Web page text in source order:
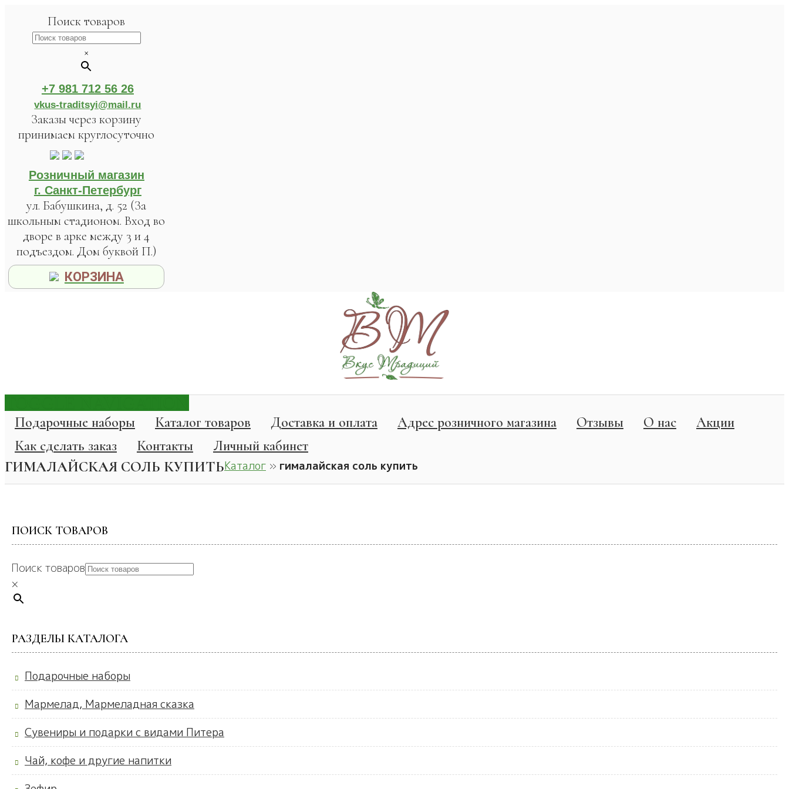
Поиск товаров
×
+7 981 712 56 26
vkus-traditsyi@mail.ru
Заказы через корзину
принимаем круглосуточно
Розничный магазин
г. Санкт-Петербург
ул. Бабушкина, д. 52 (За
школьным стадионом. Вход во
дворе в арке между 3 и 4
подъездом. Дом буквой П.)
КОРЗИНА
Подарочные наборы Каталог товаров Доставка и оплата Адрес розничного магазина Отзывы О нас
Акции
Как сделать заказ
Контакты Личный кабинет
ГИМАЛАЙСКАЯ СОЛЬ КУПИТЬКаталог » гималайская соль купить
ПОИСК ТОВАРОВ
Поиск товаров
×
РАЗДЕЛЫ КАТАЛОГА
Подарочные наборы
Мармелад, Мармеладная сказка
Сувениры и подарки с видами Питера
Чай, кофе и другие напитки